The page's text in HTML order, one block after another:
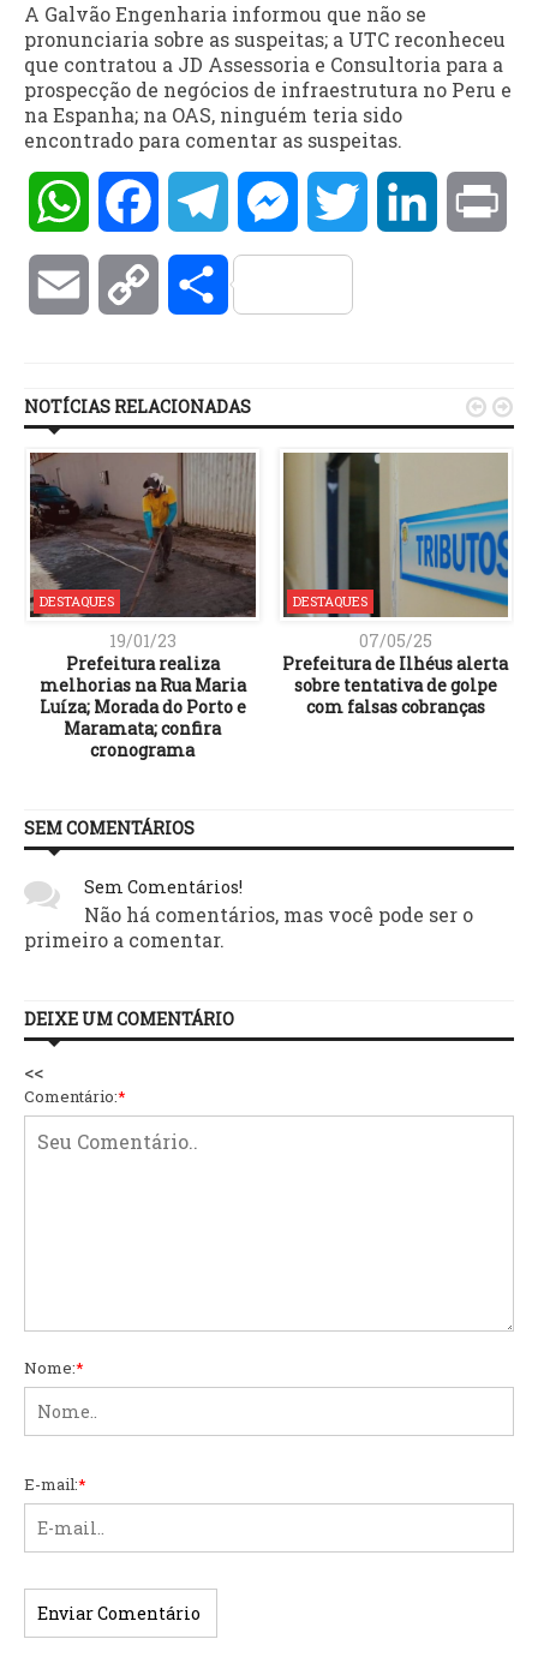
A Galvão Engenharia informou que não se
pronunciaria sobre as suspeitas; a UTC reconheceu
que contratou a JD Assessoria e Consultoria para a
prospecção de negócios de infraestrutura no Peru e
na Espanha; na OAS, ninguém teria sido
encontrado para comentar as suspeitas.
WhatsAppFacebookTelegramMessengerTwitter LinkedIn
Email Copy Compartilhar
NOTÍCIAS RELACIONADAS
DESTAQUES
19/01/23
Prefeitura realiza
melhorias na Rua Maria
Luíza; Morada do Porto e
Maramata; confira
cronograma
DESTAQUES
07/05/25
Prefeitura de Ilhéus alerta
sobre tentativa de golpe
com falsas cobranças
 
SEM COMENTÁRIOS
Sem Comentários!
Não há comentários, mas você pode ser o
primeiro a comentar.
DEIXE UM COMENTÁRIO
<<
Comentário:*
Nome:*
E-mail:*